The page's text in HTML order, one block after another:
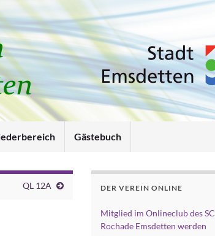
Gästebuch
QL 12A DER VEREIN ONLINE
Mitglied im Onlineclub des SC
Rochade Emsdetten werden